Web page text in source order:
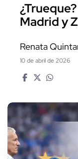
Madrid y
Renata
10 de abril de 2026